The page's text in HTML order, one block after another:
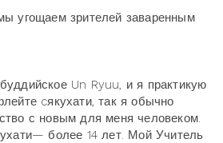
угощаем зрителей заваренным
Un Ryuu, и я практикую
cякухати, так я обычно
с новым для меня человеком.
более 14 лет. Мой Учитель